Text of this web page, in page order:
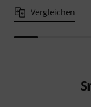
Vergleichen